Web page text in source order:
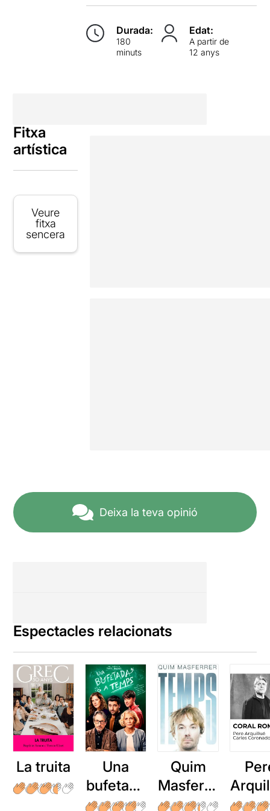
Durada:
180
minuts
Edat:
A partir de
12 anys
Fitxa
artística
Veure
fitxa
sencera
Deixa la teva opinió
Espectacles relacionats
La truita
Una
bufetada
a temps
Quim
Masferre
r: Temps
: